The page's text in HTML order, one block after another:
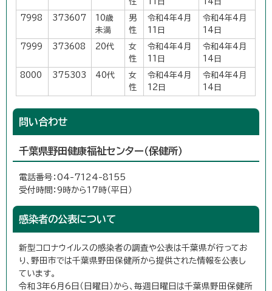
7998 373607
10歳
未満
男
性
令和4年4月
11日
令和4年4月
14日
7999 373608 20代
女
性
令和4年4月
11日
令和4年4月
14日
8000 375303 40代
女
性
令和4年4月
12日
令和4年4月
14日
問い合わせ
千葉県野田健康福祉センター（保健所）
電話番号：04-7124-8155
受付時間：9時から17時（平日）
感染者の公表について
新型コロナウイルスの感染者の調査や公表は千葉県が行ってお
り、野田市では千葉県野田保健所から提供された情報を公表し
ています。
令和3年6月6日（日曜日）から、毎週日曜日は千葉県野田保健所